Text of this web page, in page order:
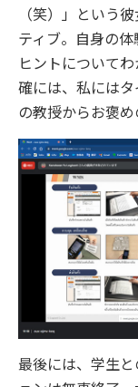
（笑）」という
ティブ。自身の
ヒントについて
確には、私には
の教授からお褒め
最後には、学生